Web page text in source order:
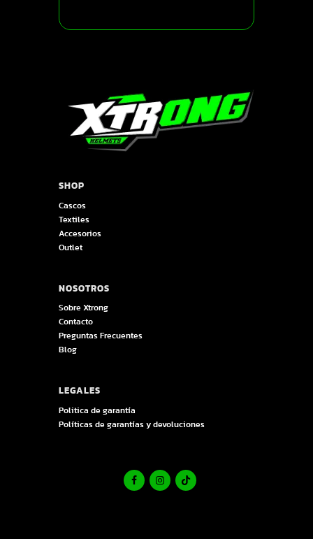
SHOP
Cascos
Textiles
Accesorios
Outlet
NOSOTROS
Sobre Xtrong
Contacto
Preguntas Frecuentes
Blog
LEGALES
Politica de garantía
Políticas de garantías y devoluciones